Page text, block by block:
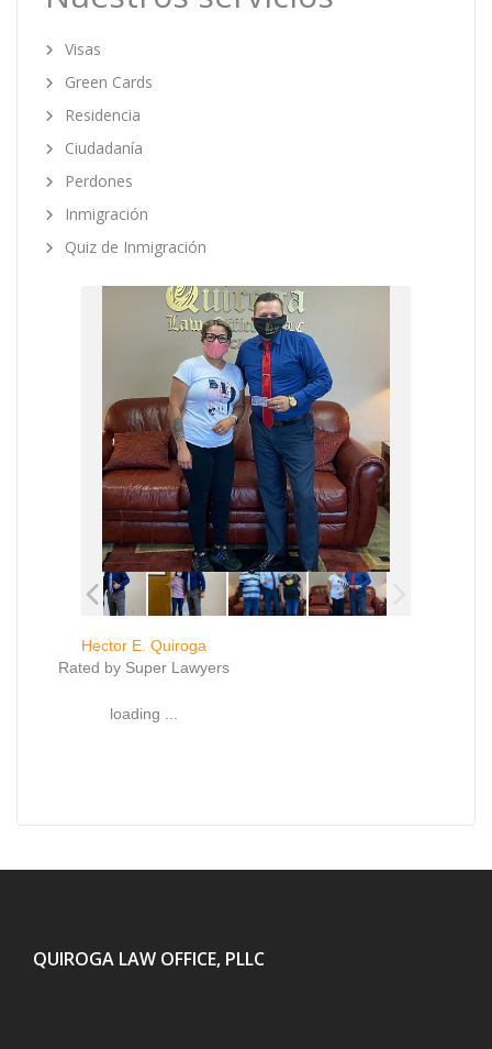
Visas
Green Cards
Residencia
Ciudadanía
Perdones
Inmigración
Quiz de Inmigración
Hector E. Quiroga
Rated by Super Lawyers
loading ...
QUIROGA LAW OFFICE, PLLC